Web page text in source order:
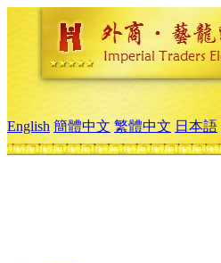
English 簡體中文 繁體中文 日本語